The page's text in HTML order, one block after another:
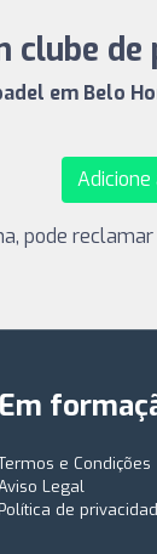
clube
em Belo
pode
Em
e Condições
Legal
Política de